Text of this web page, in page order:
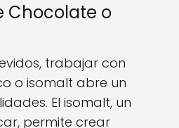
Chocolate o
trabajar con
o isomalt abre un
El isomalt, un
permite crear